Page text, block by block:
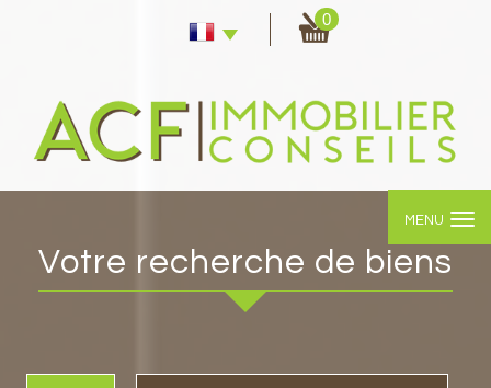
0
MENU
votre recherche de biens